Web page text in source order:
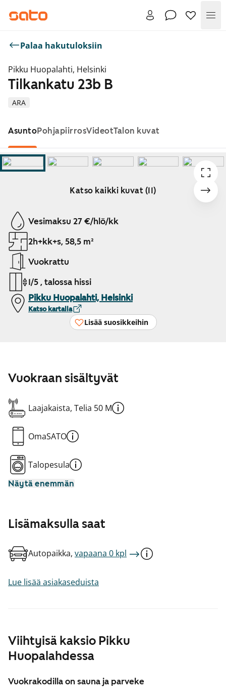
Palaa hakutuloksiin
Pikku Huopalahti, Helsinki
ARA
Tilkankatu 23b B
AsuntoPohjapiirrosVideotTalon kuvat
Katso kaikki kuvat (11)
Näytetään dia 1 / 11
Vesimaksu 27 €/hlö/kk
2h+kk+s, 58,5 m²
Vuokrattu
1/5 , talossa hissi
Pikku Huopalahti, Helsinki
Katso kartalla
Lisää suosikkeihin
Viihtyisä kaksio Pikku
Huopalahdessa
Vuokrakodilla on sauna ja parveke
Vuokraan sisältyvät
Laajakaista, Telia 50 M
OmaSATO
Talopesula
Näytä enemmän
Lisämaksulla saat
Autopaikka, vapaana 0 kpl
Lue lisää asiakaseduista